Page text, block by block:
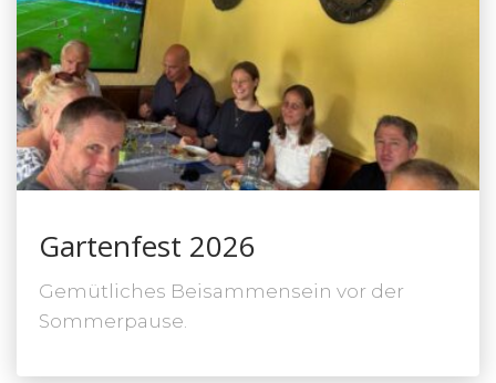
Gartenfest 2026
Gemütliches Beisammensein vor der
Sommerpause.